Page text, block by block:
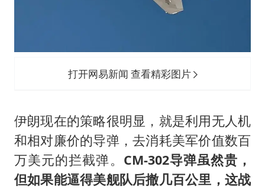
打开网易新闻 查看精彩图片
伊朗现在的策略很明显，就是利用无人机
和相对廉价的导弹，去消耗美军价值数百
万美元的拦截弹。 CM-302导弹虽然贵，
但如果能逼得美舰队后撤几百公里，这战